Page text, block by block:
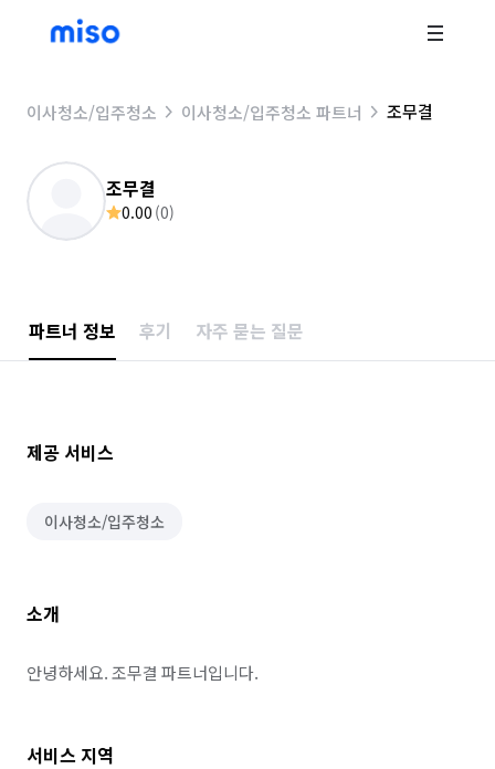
이사청소/입주청소 이사청소/입주청소 파트너 조무결
조무결
0.00 (0)
파트너 정보 후기 자주 묻는 질문
제공 서비스
이사청소/입주청소
소개
안녕하세요. 조무결 파트너입니다.
서비스 지역